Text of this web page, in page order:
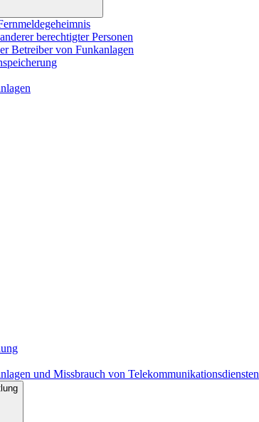
berechtigter Personen
Betreiber von Funkanlagen
und Missbrauch von Telekommunikationsdiensten